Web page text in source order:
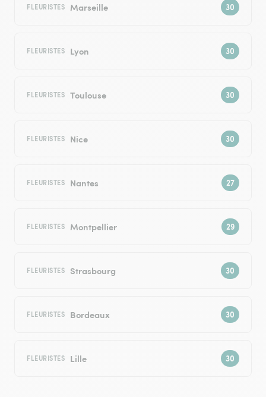
FLEURISTES Marseille
FLEURISTES Lyon
FLEURISTES Toulouse
FLEURISTES Nice
FLEURISTES Nantes
FLEURISTES Montpellier
FLEURISTES Strasbourg
FLEURISTES Bordeaux
FLEURISTES Lille